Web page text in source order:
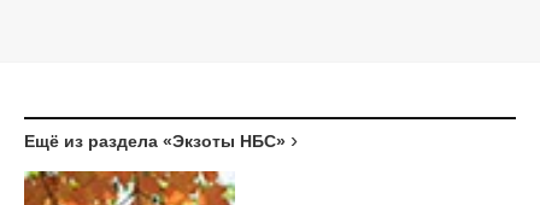
Ещё из раздела «Экзоты НБС»